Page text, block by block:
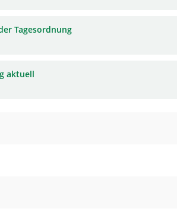
Tagesordnung
aktuell